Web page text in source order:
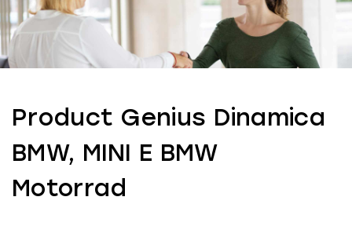
Product Genius Dinamica
BMW, MINI E BMW
Motorrad